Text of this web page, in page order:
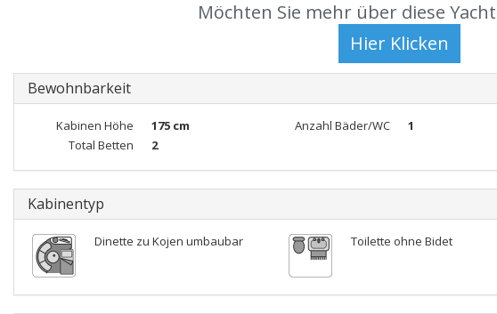
Möchten Sie mehr über diese
Bewohnbarkeit
Kabinen Höhe 175 cm Anzahl Bäder/WC 1
Total Betten
2
Kabinentyp
Dinette zu Kojen umbaubar Toilette ohne Bidet